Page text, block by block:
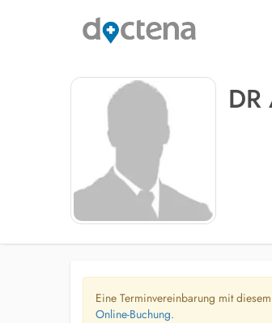
DR
Eine Terminvereinbarung mit
Online-Buchung.